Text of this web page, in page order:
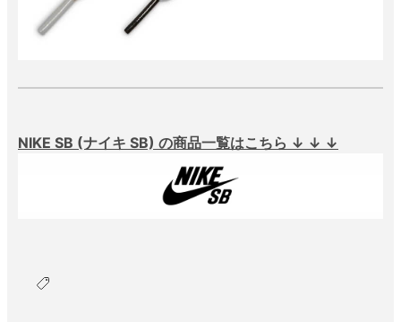
NIKE SB (ナイキ SB) の商品一覧はこちら ↓ ↓ ↓